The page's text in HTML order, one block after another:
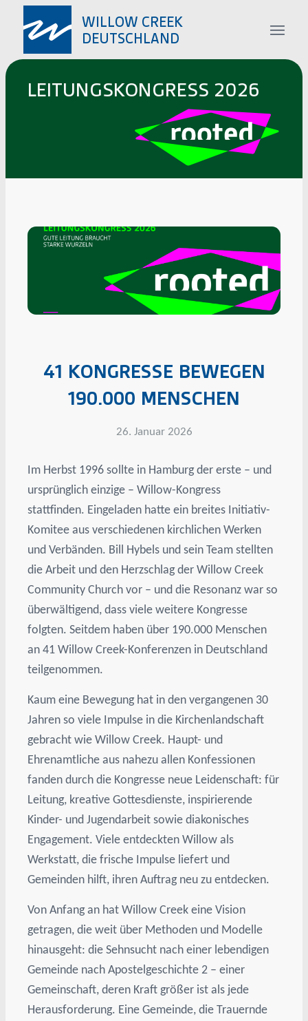
LEITUNGS­KONGRESS 2026
41 KONGRESSE BEWEGEN
190.000 MENSCHEN
26. Januar 2026
Im Herbst 1996 sollte in Hamburg der erste – und
ursprünglich einzige – Willow-Kongress
stattfinden. Eingeladen hatte ein breites Initiativ-
Komitee aus verschiedenen kirchlichen Werken
und Verbänden. Bill Hybels und sein Team stellten
die Arbeit und den Herzschlag der Willow Creek
Community Church vor – und die Resonanz war so
überwältigend, dass viele weitere Kongresse
folgten. Seitdem haben über 190.000 Menschen
an 41 Willow Creek-Konferenzen in Deutschland
teilgenommen.
Kaum eine Bewegung hat in den vergangenen 30
Jahren so viele Impulse in die Kirchenlandschaft
gebracht wie Willow Creek. Haupt- und
Ehrenamtliche aus nahezu allen Konfessionen
fanden durch die Kongresse neue Leidenschaft: für
Leitung, kreative Gottesdienste, inspirierende
Kinder- und Jugendarbeit sowie diakonisches
Engagement. Viele entdeckten Willow als
Werkstatt, die frische Impulse liefert und
Gemeinden hilft, ihren Auftrag neu zu entdecken.
Von Anfang an hat Willow Creek eine Vision
getragen, die weit über Methoden und Modelle
hinausgeht: die Sehnsucht nach einer lebendigen
Gemeinde nach Apostelgeschichte 2 – einer
Gemeinschaft, deren Kraft größer ist als jede
Herausforderung. Eine Gemeinde, die Trauernde